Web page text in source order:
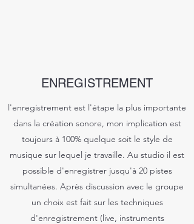
ENREGISTREMENT
l'enregistrement est l'étape la plus importante
dans la création sonore, mon implication est
toujours à 100% quelque soit le style de
musique sur lequel je travaille. Au studio il est
possible d'enregistrer jusqu'à 20 pistes
simultanées. Après discussion avec le groupe
un choix est fait sur les techniques
d'enregistrement (live, instruments